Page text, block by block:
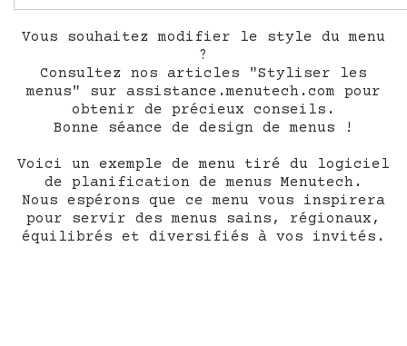
BROCHETTE DE VEAU
frites et salade
VERRINE PÊCHE G
crème et mascarpone
MILLE FEUILLES POIRE ACG H
chocolat et amandes torréfiées
FEUILLANTINE AU CHOCOLAT
ACG
chantilly coco
Vous souhaitez modifier le style du menu
?
Consultez nos articles "Styliser les
menus" sur assistance.menutech.com pour
obtenir de précieux conseils.
Bonne séance de design de menus !
Voici un exemple de menu tiré du logiciel
de planification de menus Menutech.
Nous espérons que ce menu vous inspirera
pour servir des menus sains, régionaux,
équilibrés et diversifiés à vos invités.